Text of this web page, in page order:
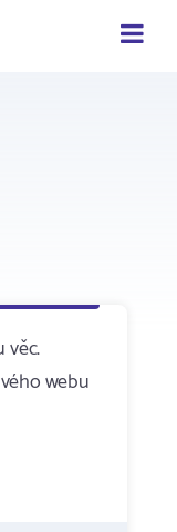
věc.
webu